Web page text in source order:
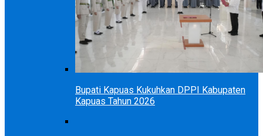
Bupati Kapuas Kukuhkan DPPI Kabupaten
Kapuas Tahun 2026